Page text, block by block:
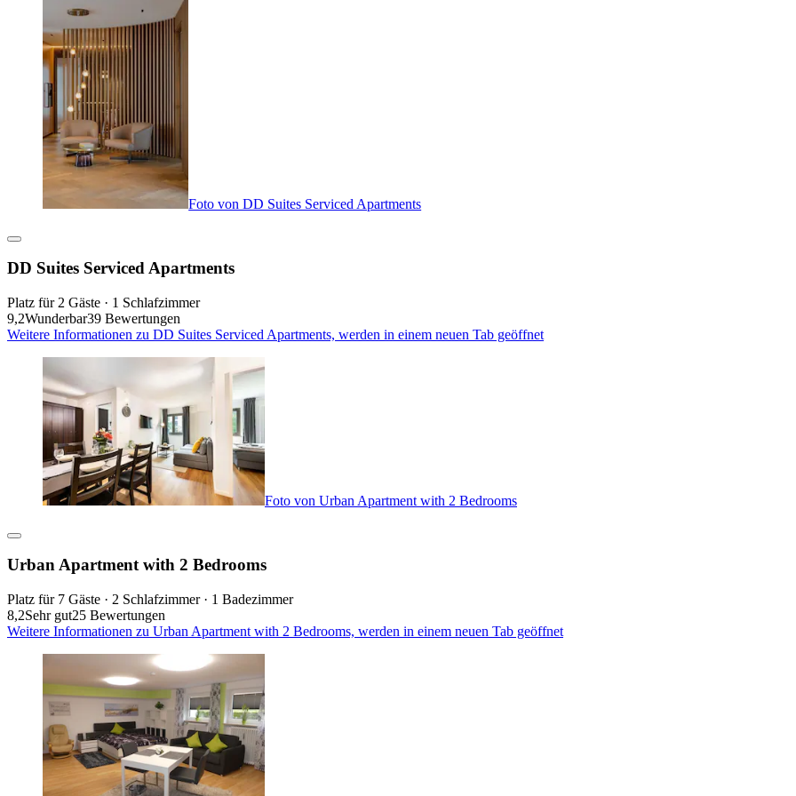
Foto von DD Suites Serviced Apartments
DD Suites Serviced Apartments
Platz für 2 Gäste · 1 Schlafzimmer
9,2Wunderbar39 Bewertungen
Weitere Informationen zu DD Suites Serviced Apartments, werden in einem neuen Tab geöffnet
Foto von Urban Apartment with 2 Bedrooms
Urban Apartment with 2 Bedrooms
Platz für 7 Gäste · 2 Schlafzimmer · 1 Badezimmer
8,2Sehr gut25 Bewertungen
Weitere Informationen zu Urban Apartment with 2 Bedrooms, werden in einem neuen Tab geöffnet